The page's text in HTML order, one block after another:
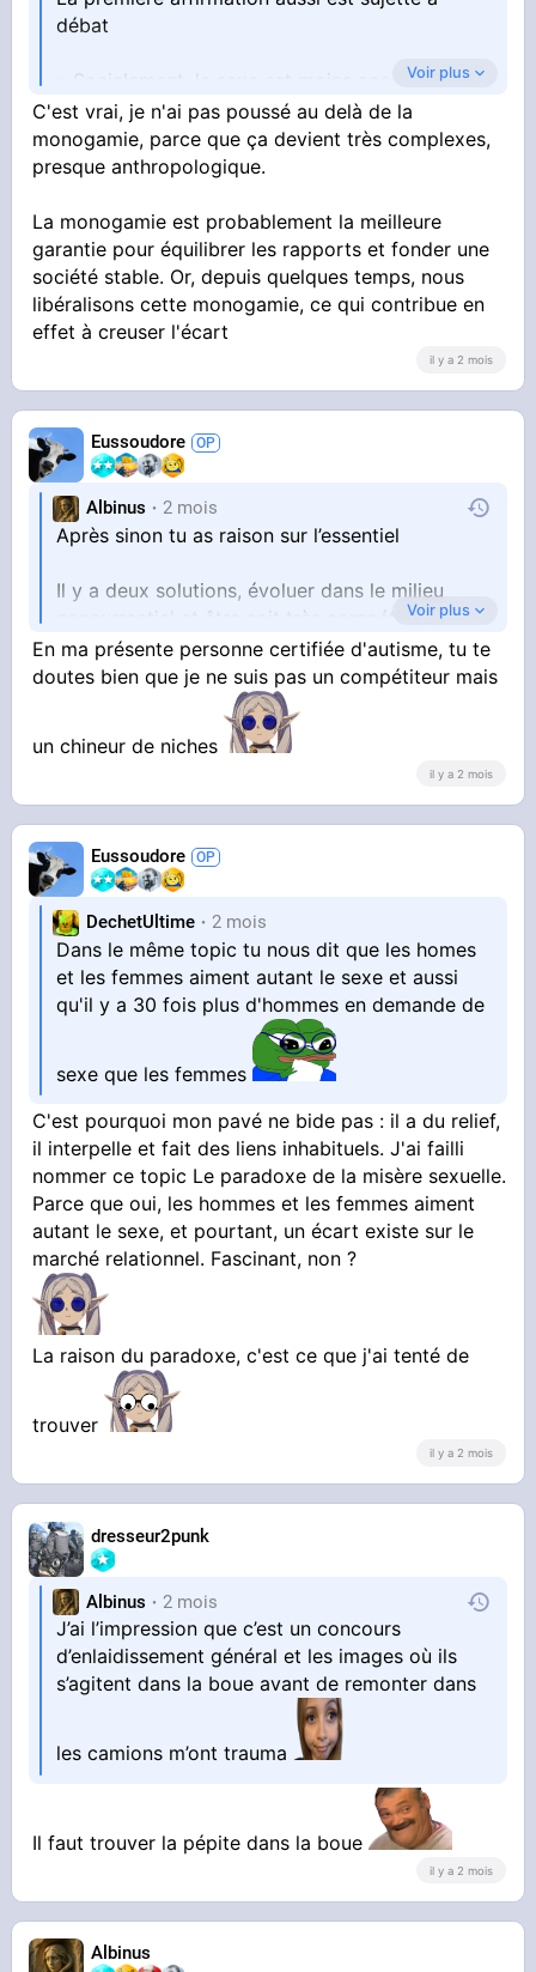
débat
« Socialement, le sexe est moins accepté pour
les femmes dû à notre héritage religieux »
Même dans les phases pré civilisationnelles on
majorité des hommes n’ont pas transmis leur
adn alors que la majorité des femmes l’ont fait
C’est d’ailleurs le mariage monogamique qui a
ouvert la reproduction et le sexe à tous
malins, beaux, favorisés ect se reproduisent et
les autre non
Voir plus
C'est vrai, je n'ai pas poussé au delà de la
monogamie, parce que ça devient très complexes,
presque anthropologique.
La monogamie est probablement la meilleure
garantie pour équilibrer les rapports et fonder une
société stable. Or, depuis quelques temps, nous
libéralisons cette monogamie, ce qui contribue en
effet à creuser l'écart
il y a 2 mois
Eussoudore
Albinus 2 mois
Après sinon tu as raison sur l’essentiel
Il y a deux solutions, évoluer dans le milieu
concurrentiel et être soit très compétitif ou
faire de l’abattage, les deux peuvent
fonctionner, dans le second cas il faut être dans
le rôle d’un commercial en prospection
permanente et au bout d’un moment ça mord
pour tremper le biscuit
Sinon être malin et chercher les systèmes
sociaux ou c’est bien plus facile
Voir plus
En ma présente personne certifiée d'autisme, tu te
doutes bien que je ne suis pas un compétiteur mais
un chineur de niches
il y a 2 mois
Eussoudore
DechetUltime 2 mois
Dans le même topic tu nous dit que les homes
et les femmes aiment autant le sexe et aussi
qu'il y a 30 fois plus d'hommes en demande de
sexe que les femmes
C'est pourquoi mon pavé ne bide pas : il a du relief,
il interpelle et fait des liens inhabituels. J'ai failli
nommer ce topic Le paradoxe de la misère sexuelle.
Parce que oui, les hommes et les femmes aiment
autant le sexe, et pourtant, un écart existe sur le
marché relationnel. Fascinant, non ?
La raison du paradoxe, c'est ce que j'ai tenté de
trouver
il y a 2 mois
dresseur2punk
Albinus 2 mois
J’ai l’impression que c’est un concours
d’enlaidissement général et les images où ils
s’agitent dans la boue avant de remonter dans
les camions m’ont trauma
Il faut trouver la pépite dans la boue
il y a 2 mois
Albinus